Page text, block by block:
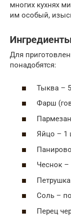
многих кухнях
им особый,
Для
понадобятся:
Тыква –
Фарш
Яйцо – 1
Чеснок –
Соль –
Перец